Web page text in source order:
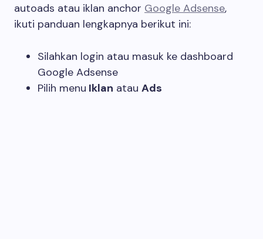
autoads atau iklan anchor Google Adsense,
ikuti panduan lengkapnya berikut ini:
Silahkan login atau masuk ke dashboard
Google Adsense
Pilih menu Iklan atau Ads